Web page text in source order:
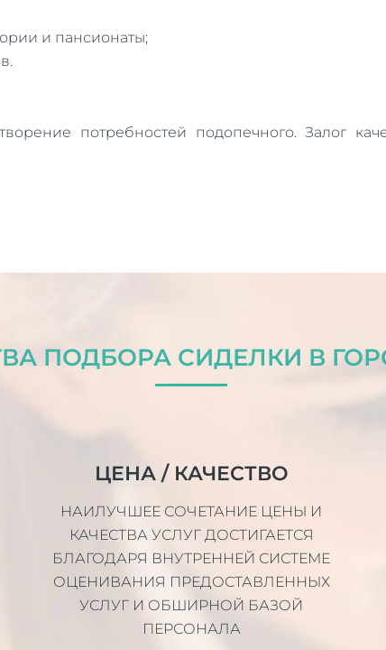
и пансионаты;
потребностей подопечного. Залог
ПОДБОРА СИДЕЛКИ В
ЦЕНА / КАЧЕСТВО
НАИЛУЧШЕЕ СОЧЕТАНИЕ ЦЕНЫ И
КАЧЕСТВА УСЛУГ ДОСТИГАЕТСЯ
БЛАГОДАРЯ ВНУТРЕННЕЙ СИСТЕМЕ
ОЦЕНИВАНИЯ ПРЕДОСТАВЛЕННЫХ
УСЛУГ И ОБШИРНОЙ БАЗОЙ
ПЕРСОНАЛА